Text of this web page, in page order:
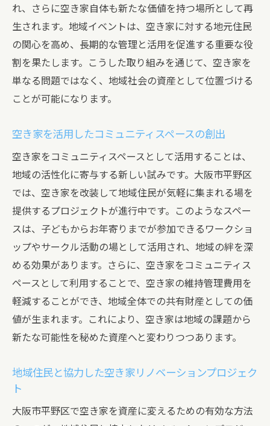
れ、さらに空き家自体も新たな価値を持つ場所として再
生されます。地域イベントは、空き家に対する地元住民
の関心を高め、長期的な管理と活用を促進する重要な役
割を果たします。こうした取り組みを通じて、空き家を
単なる問題ではなく、地域社会の資産として位置づける
ことが可能になります。
空き家を活用したコミュニティスペースの創出
空き家をコミュニティスペースとして活用することは、
地域の活性化に寄与する新しい試みです。大阪市平野区
では、空き家を改装して地域住民が気軽に集まれる場を
提供するプロジェクトが進行中です。このようなスペー
スは、子どもからお年寄りまでが参加できるワークショ
ップやサークル活動の場として活用され、地域の絆を深
める効果があります。さらに、空き家をコミュニティス
ペースとして利用することで、空き家の維持管理費用を
軽減することができ、地域全体での共有財産としての価
値が生まれます。これにより、空き家は地域の課題から
新たな可能性を秘めた資産へと変わりつつあります。
地域住民と協力した空き家リノベーションプロジェク
ト
大阪市平野区で空き家を資産に変えるための有効な方法